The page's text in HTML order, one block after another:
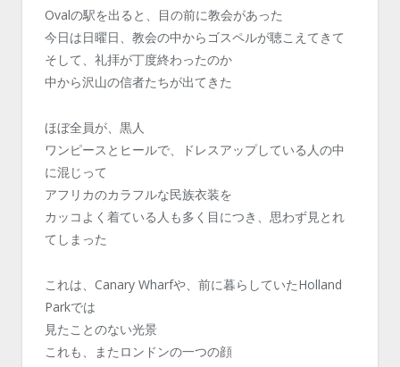
Ovalの駅を出ると、目の前に教会があった
今日は日曜日、教会の中からゴスペルが聴こえてきて
そして、礼拝が丁度終わったのか
中から沢山の信者たちが出てきた
ほぼ全員が、黒人
ワンピースとヒールで、ドレスアップしている人の中
に混じって
アフリカのカラフルな民族衣装を
カッコよく着ている人も多く目につき、思わず見とれ
てしまった
これは、Canary Wharfや、前に暮らしていたHolland
Parkでは
見たことのない光景
これも、またロンドンの一つの顔